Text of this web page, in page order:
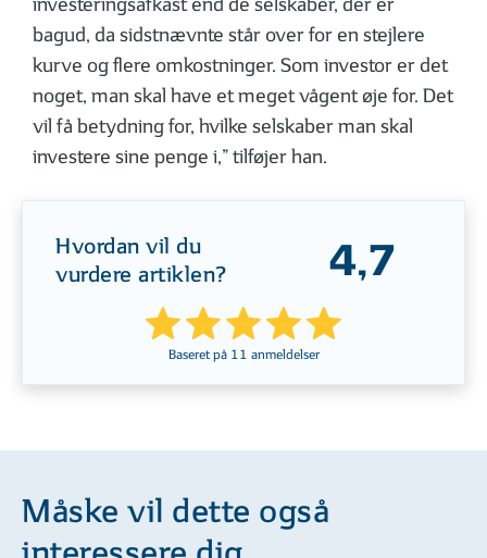
investeringsafkast end de selskaber, der er
bagud, da sidstnævnte står over for en stejlere
kurve og flere omkostninger. Som investor er det
noget, man skal have et meget vågent øje for. Det
vil få betydning for, hvilke selskaber man skal
investere sine penge i,” tilføjer han.
Hvordan vil du
vurdere artiklen?
4,7
Baseret på 11 anmeldelser
Måske vil dette også